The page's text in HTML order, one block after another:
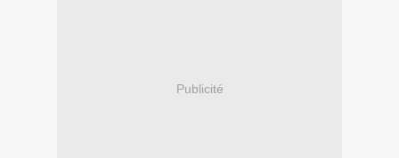
Publicité